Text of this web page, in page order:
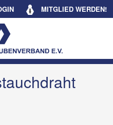
MITGLIED WERDEN!